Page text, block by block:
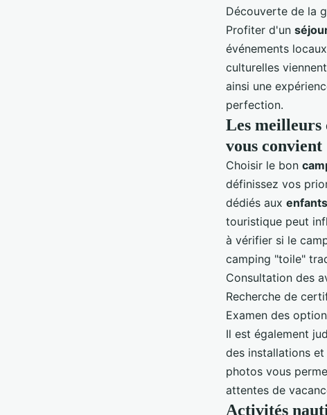
Découverte de la
Profiter d'un
événements
culturelles
ainsi une
perfection.
Les meilleurs
vous convient
Choisir le bon
définissez vos
dédiés aux enfants
touristique peut
à vérifier si le
camping "toile"
Consultation des
Recherche de
Examen des
Il est également
des installations
photos vous
attentes de
Activités